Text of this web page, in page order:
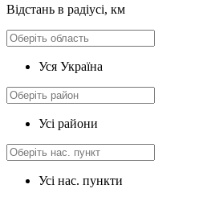
Відстань в радіусі, км
Уся Україна
Усі райони
Усі нас. пункти